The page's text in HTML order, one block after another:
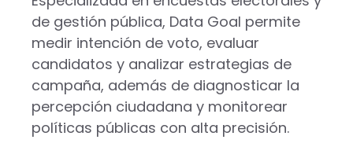
de gestión pública, Data Goal permite
medir intención de voto, evaluar
candidatos y analizar estrategias de
campaña, además de diagnosticar la
percepción ciudadana y monitorear
políticas públicas con alta precisión.